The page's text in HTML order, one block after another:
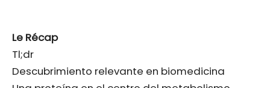
Le Récap
Tl;dr
Descubrimiento relevante en biomedicina